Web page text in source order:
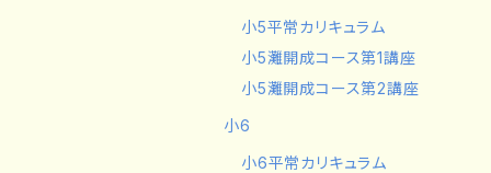
小5平常カリキュラム
小5灘開成コース第1講座
小5灘開成コース第2講座
小6
小6平常カリキュラム